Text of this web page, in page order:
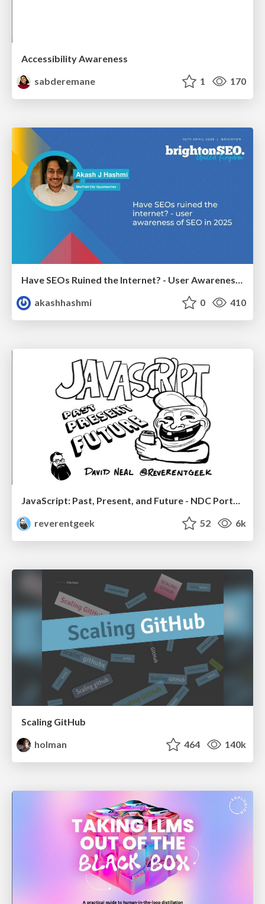
Accessibility Awareness
sabderemane
1 170
Have SEOs Ruined the Internet? - User Awareness of SEO in 2025
akashhashmi
0 410
JavaScript: Past, Present, and Future - NDC Porto 2020
reverentgeek
52 6k
Scaling GitHub
holman
464 140k